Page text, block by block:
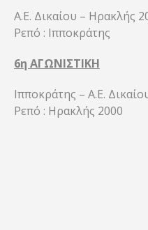
Α.Ε. Δικαίου –
Ρεπό : Ιπποκράτης
6η ΑΓΩΝΙΣΤΙΚΗ
Ιπποκράτης – Α.Ε.
Ρεπό : Ηρακλής 2000